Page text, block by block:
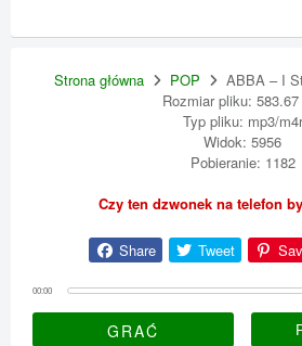
Strona główna POP
ABBA – I
Rozmiar pliku:
Typ pliku: mp3/m4r
Widok: 5956
Pobieranie: 1182
Czy ten dzwonek na telefon
Share Tweet
00:00
GRAĆ